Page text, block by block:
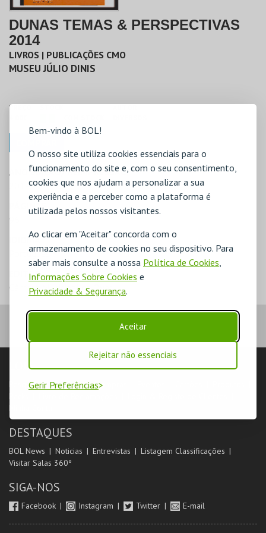
Bem-vindo à BOL!
O nosso site utiliza cookies essenciais para o
funcionamento do site e, com o seu consentimento,
cookies que nos ajudam a personalizar a sua
experiência e a perceber como a plataforma é
utilizada pelos nossos visitantes.
Ao clicar em "Aceitar" concorda com o
armazenamento de cookies no seu dispositivo. Para
saber mais consulte a nossa Política de Cookies,
Informações Sobre Cookies e
Privacidade & Segurança.
Aceitar
Rejeitar não essenciais
Gerir Preferências
DUNAS TEMAS & PERSPECTIVAS
2014
LIVROS | PUBLICAÇÕES CMO
MUSEU JÚLIO DINIS
PREÇO
ANO EDIÇÃO/ REIMPRESSÃO
2014
PÁGINAS
96
IDIOMA
Português
EDITOR
Câmara Municipal de Ovar
LOJA
Pesquisar Carrinho de compras
Packs
Minha Conta
DESTAQUES
BOL News Noticias Entrevistas
Listagem Classificações
Visitar Salas 360º
SIGA-NOS
Facebook Instagram Twitter E-mail